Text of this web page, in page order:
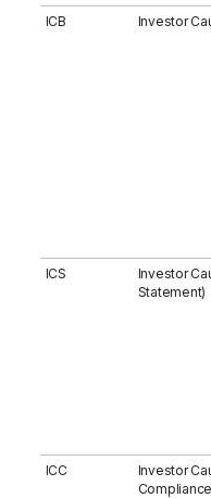
ICB Investor
ICS
Investor
Statement)
ICC
Investor